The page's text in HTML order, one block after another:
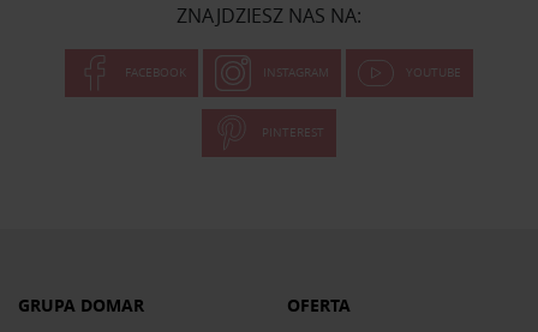
ZNAJDZIESZ NAS NA:
FACEBOOK INSTAGRAM YOUTUBE
PINTEREST
GRUPA DOMAR OFERTA